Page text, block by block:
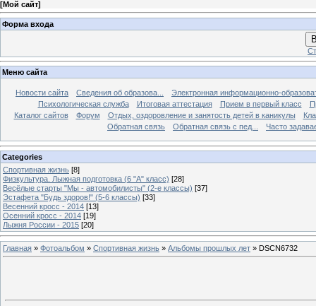
[Мой сайт]
Форма входа
Меню сайта
Новости сайта Сведения об образова...
Электронная информационно-
Психологическая служба
Итоговая аттестация Прием в первый класс
Каталог сайтов
Форум Отдых, оздоровление и занятость детей в каникулы
Обратная связь
Обратная связь с пед... Часто
Categories
Спортивная жизнь [8]
Физкультура. Лыжная подготовка (6 "А" класс) [28]
Весёлые старты "Мы - автомобилисты" (2-е классы) [37]
Эстафета "Будь здоров!" (5-6 классы) [33]
Весенний кросс - 2014 [13]
Осенний кросс - 2014 [19]
Лыжня России - 2015 [20]
Главная » Фотоальбом » Спортивная жизнь » Альбомы прошлых лет » DSCN6732